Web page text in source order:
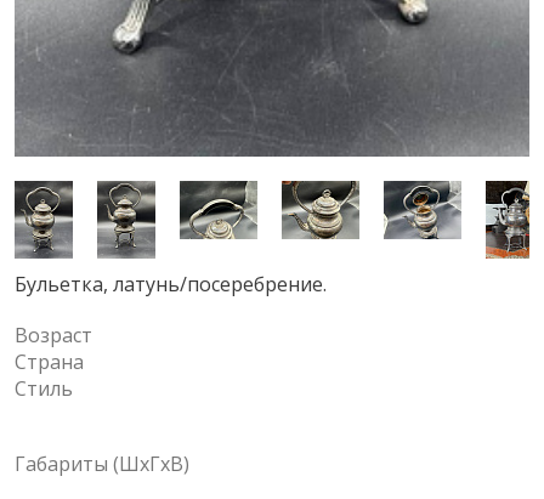
Бульетка, латунь/посеребрение.
Возраст
Страна
Стиль
Габариты (ШхГхВ)